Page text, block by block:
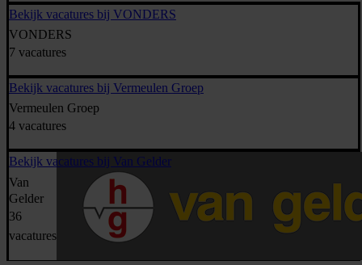
VONDERS
7 vacatures
Bekijk vacatures bij VONDERS
Vermeulen Groep
4 vacatures
Bekijk vacatures bij Vermeulen Groep
Van
Gelder
36
vacatures
Bekijk vacatures bij Van Gelder